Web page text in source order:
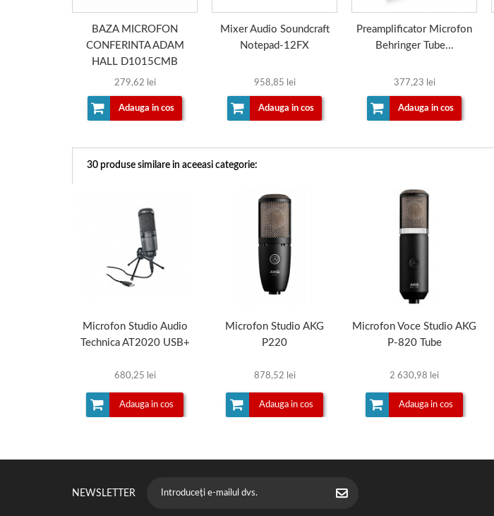
BAZA MICROFON
CONFERINTA ADAM
HALL D1015CMB
279,62 lei
Adauga in cos
Mixer Audio Soundcraft
Notepad-12FX
958,85 lei
Adauga in cos
Preamplificator Microfon
Behringer Tube...
377,23 lei
Adauga in cos
30 produse similare in aceeasi categorie:
Microfon Studio Audio
Technica AT2020 USB+
680,25 lei
Adauga in cos
Microfon Studio AKG
P220
878,52 lei
Adauga in cos
Microfon Voce Studio AKG
P-820 Tube
2 630,98 lei
Adauga in cos
NEWSLETTER